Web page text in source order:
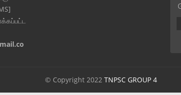
© Copyright 2022 TNPSC GROUP 4